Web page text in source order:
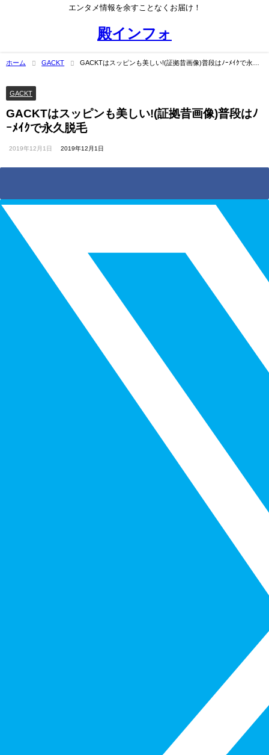
エンタメ情報を余すことなくお届け！
殿インフォ
ホーム GACKT
GACKTはスッピンも美しい!(証拠昔画像)普段はﾉｰﾒｲｸで永久
GACKT
GACKTはスッピンも美しい!(証拠昔画像)普段はﾉ
ｰﾒｲｸで永久脱毛
2019年12月1日 2019年12月1日